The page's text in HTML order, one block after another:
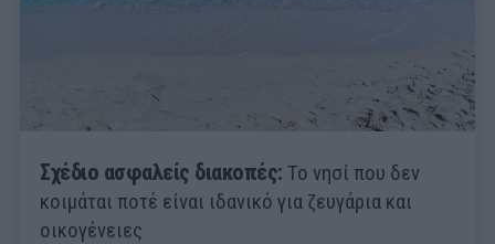
Σχέδιο ασφαλείς διακοπές: Το νησί που δεν
κοιμάται ποτέ είναι ιδανικό για ζευγάρια και
οικογένειες